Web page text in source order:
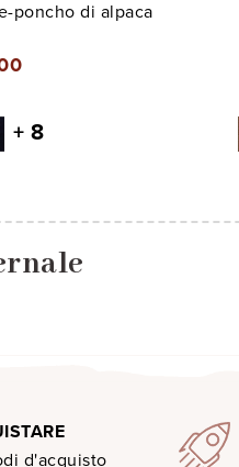
poncho di alpaca
+ 8
d'acquisto